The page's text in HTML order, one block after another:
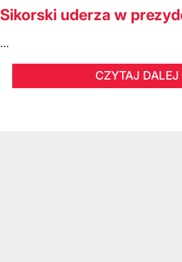
Sikorski uderza w
...
CZYTAJ DALEJ